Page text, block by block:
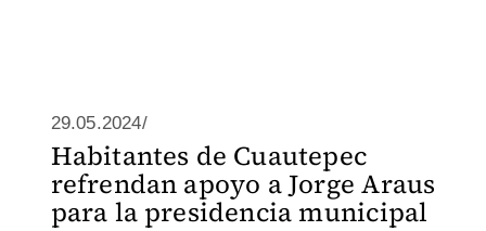
29.05.2024/
Habitantes de Cuautepec
refrendan apoyo a Jorge Araus
para la presidencia municipal